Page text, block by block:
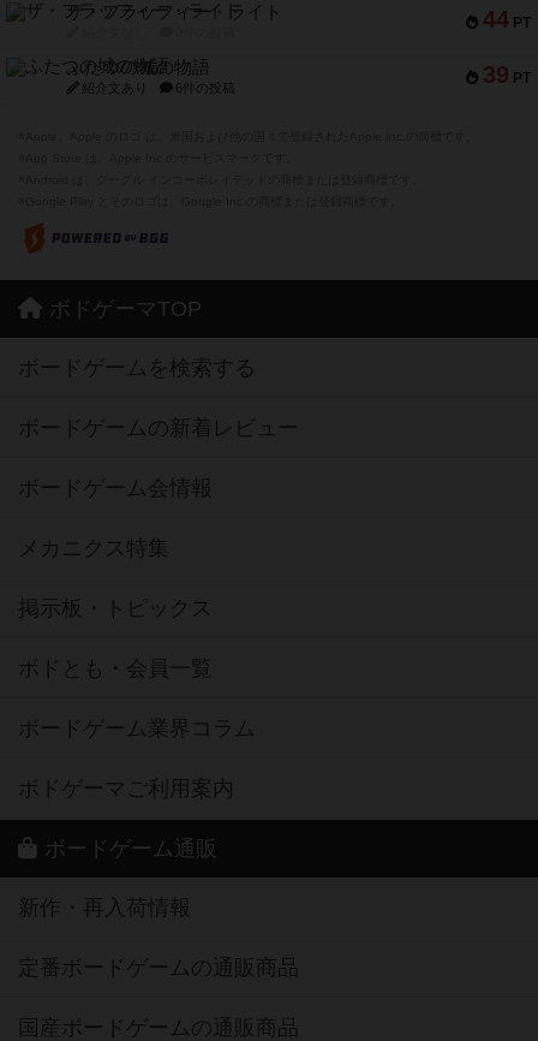
44 PT
ザ・フラッフィー・ライト
39 PT
ふたつの城の物語
紹介文あり 6件の投稿
ボドゲーマTOP
ボードゲームを検索する
ボードゲームの新着レビュー
ボードゲーム会情報
メカニクス特集
掲示板・トピックス
ボドとも・会員一覧
ボードゲーム業界コラム
ボドゲーマご利用案内
ボードゲーム通販
新作・再入荷情報
定番ボードゲームの通販商品
国産ボードゲームの通販商品